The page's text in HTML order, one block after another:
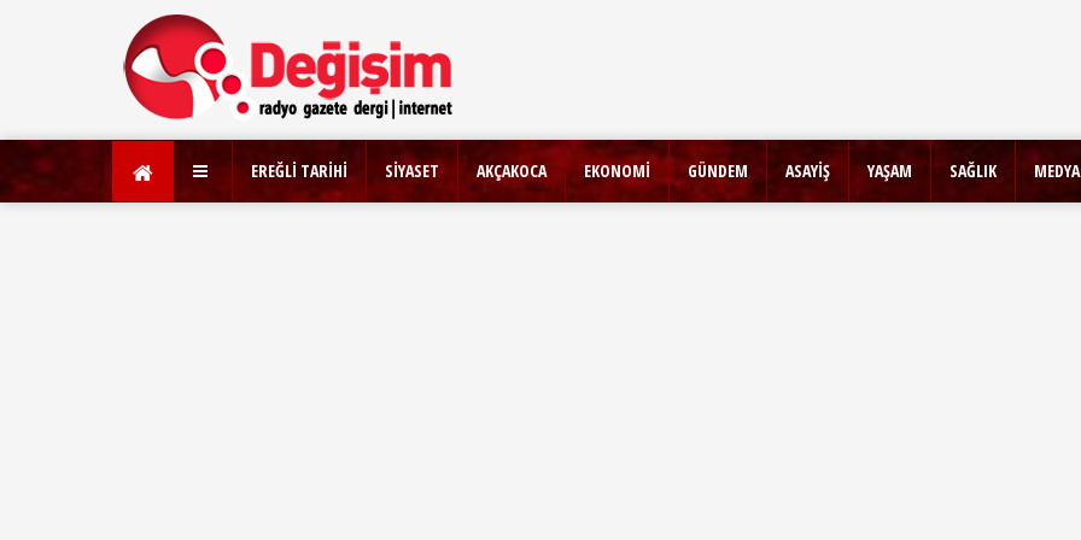
EREĞLİ TARİHİ SİYASET AKÇAKOCA EKONOMİ GÜNDEM ASAYİŞ YAŞAM SAĞLIK MEDYA